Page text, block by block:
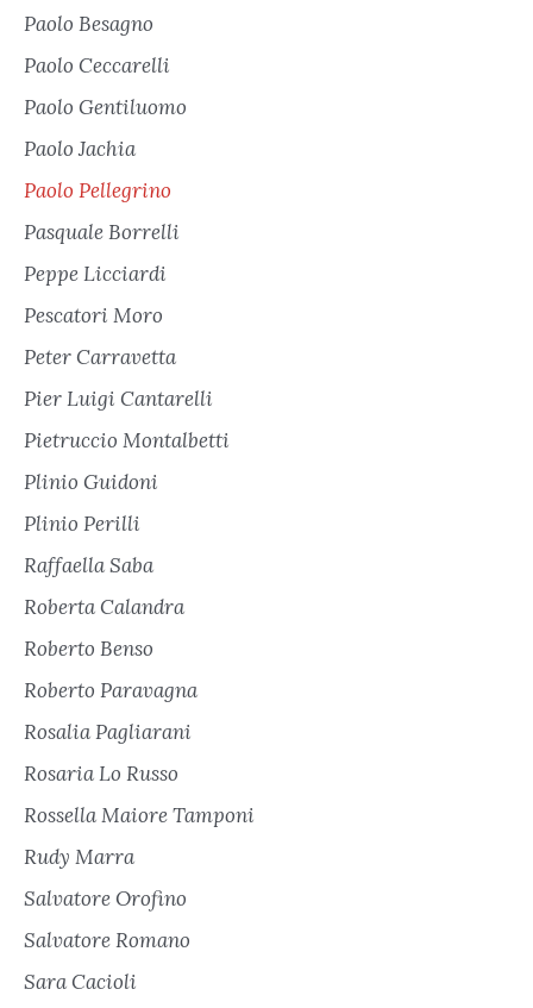
Paolo Besagno
Paolo Ceccarelli
Paolo Gentiluomo
Paolo Jachia
Paolo Pellegrino
Pasquale Borrelli
Peppe Licciardi
Pescatori Moro
Peter Carravetta
Pier Luigi Cantarelli
Pietruccio Montalbetti
Plinio Guidoni
Plinio Perilli
Raffaella Saba
Roberta Calandra
Roberto Benso
Roberto Paravagna
Rosalia Pagliarani
Rosaria Lo Russo
Rossella Maiore Tamponi
Rudy Marra
Salvatore Orofino
Salvatore Romano
Sara Cacioli